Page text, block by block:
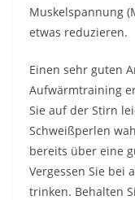
Muskelspannung
etwas reduzieren.
Einen sehr guten
Aufwärmtraining
Sie auf der Stirn
Schweißperlen
bereits über eine
Vergessen Sie bei
trinken. Behalten